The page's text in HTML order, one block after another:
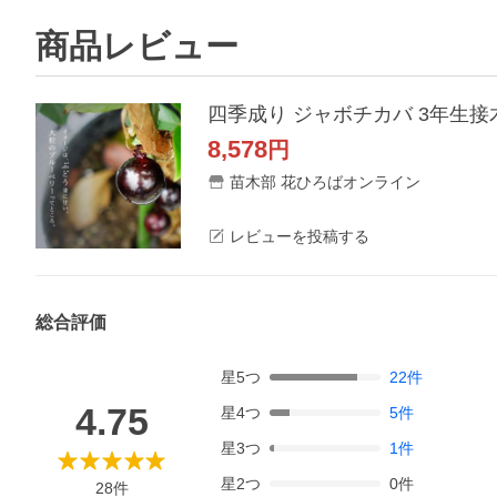
商品レビュー
四季成り ジャボチカバ 3年生接
8,578円
苗木部 花ひろばオンライン
レビューを投稿する
総合評価
4.75
28件
星5つ 22件
星4つ 5件
星3つ 1件
星2つ 0件